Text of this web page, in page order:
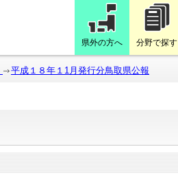
県外の方へ 分野で探す
平成１８年１1月発行分鳥取県公報